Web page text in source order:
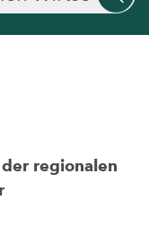
regionalen